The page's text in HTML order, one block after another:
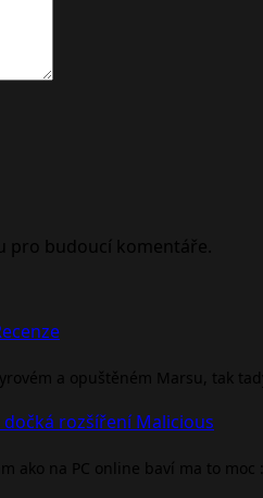
pro budoucí komentáře.
a opuštěném Marsu, tak
rozšíření Malicious
na PC online baví ma to moc